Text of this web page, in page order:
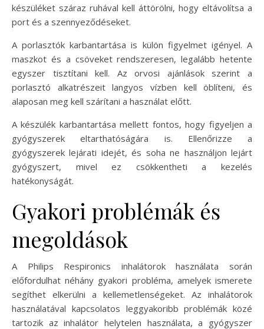
készüléket száraz ruhával kell áttörölni, hogy eltávolítsa a
port és a szennyeződéseket.
A porlasztók karbantartása is külön figyelmet igényel. A
maszkot és a csöveket rendszeresen, legalább hetente
egyszer tisztítani kell. Az orvosi ajánlások szerint a
porlasztó alkatrészeit langyos vízben kell öblíteni, és
alaposan meg kell szárítani a használat előtt.
A készülék karbantartása mellett fontos, hogy figyeljen a
gyógyszerek eltarthatóságára is. Ellenőrizze a
gyógyszerek lejárati idejét, és soha ne használjon lejárt
gyógyszert, mivel ez csökkentheti a kezelés
hatékonyságát.
Gyakori problémák és
megoldások
A Philips Respironics inhalátorok használata során
előfordulhat néhány gyakori probléma, amelyek ismerete
segíthet elkerülni a kellemetlenségeket. Az inhalátorok
használatával kapcsolatos leggyakoribb problémák közé
tartozik az inhalátor helytelen használata, a gyógyszer